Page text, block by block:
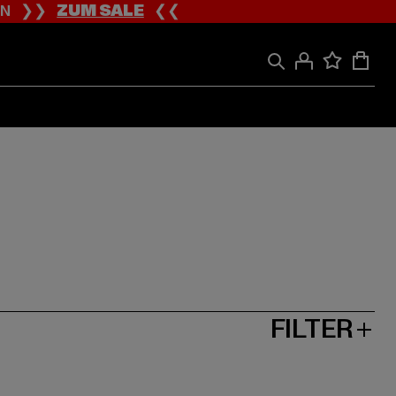
❯❯ZUM SALE❮❮
FILTER